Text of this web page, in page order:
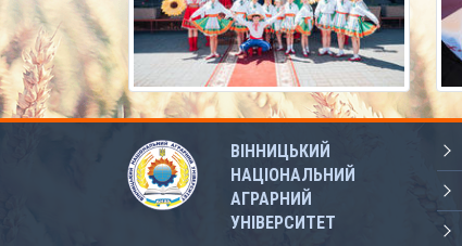
ВІННИЦЬКИЙ
НАЦІОНАЛЬНИЙ
АГРАРНИЙ
УНІВЕРСИТЕТ